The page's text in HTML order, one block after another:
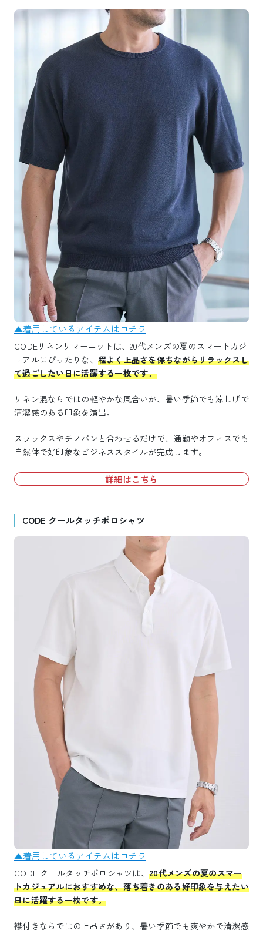
▲着用しているアイテムはコチラ
CODEリネンサマーニットは、20代メンズの夏のスマートカジ
ュアルにぴったりな、 程よく上品さを保ちながらリラックスし
て過ごしたい日に活躍する一枚です。
リネン混ならではの軽やかな風合いが、暑い季節でも涼しげで
清潔感のある印象を演出。
スラックスやチノパンと合わせるだけで、通勤やオフィスでも
自然体で好印象なビジネススタイルが完成します。
詳細はこちら
CODE クールタッチポロシャツ
▲着用しているアイテムはコチラ
CODE クールタッチポロシャツは、20代メンズの夏のスマー
トカジュアルにおすすめな、落ち着きのある好印象を与えたい
日に活躍する一枚です。
襟付きならではの上品さがあり、暑い季節でも爽やかで清潔感